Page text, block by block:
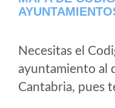
Necesitas el
ayuntamiento al
Cantabria, pues